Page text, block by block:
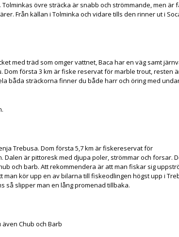
övre sträcka är snabb och strömmande, men är
Från källan i Tolminka och vidare tills den rinner ut i
med träd som omger vattnet, Baca har en väg samt
Dom första 3 km är fiske reservat för marble trout, resten
båda sträckorna finner du både harr och öring med
Trebusa. Dom första 5,7 km är fiskereservat för
Dalen är pittoresk med djupa poler, strömmar och forsar.
och barb. Att rekommendera är att man fiskar sig
kör upp en av bilarna till fiskeodlingen högst upp i
så slipper man en lång promenad tillbaka.
Chub och Barb